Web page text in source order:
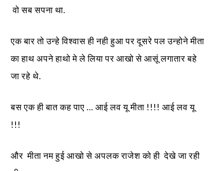
वो सब सपना था.
एक बार तो उन्हे विश्वास ही नही हुआ पर दूसरे पल उन्होने मीता
का हाथ अपने हाथो मे ले लिया पर आखो से आसूं लगातार बहे
जा रहे थे.
बस एक ही बात कह पाए … आई लव यू मीता !!!! आई लव यू
!!!
और मीता नम हुई आखो से अपलक राजेश को ही देखे जा रही